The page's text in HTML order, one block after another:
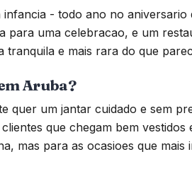
- todo ano no
para uma celebracao, e um
tranquila e mais rara do que
Aruba?
quer um jantar cuidado e sem
que chegam bem
mas para as ocasioes que mais